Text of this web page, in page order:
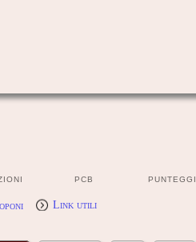
PCB PUNTEGGI
Link utili